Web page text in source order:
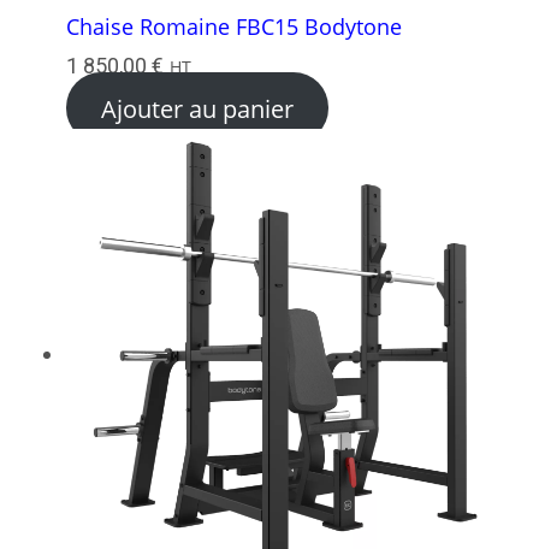
Chaise Romaine FBC15 Bodytone
1 850,00 € HT
Ajouter au panier